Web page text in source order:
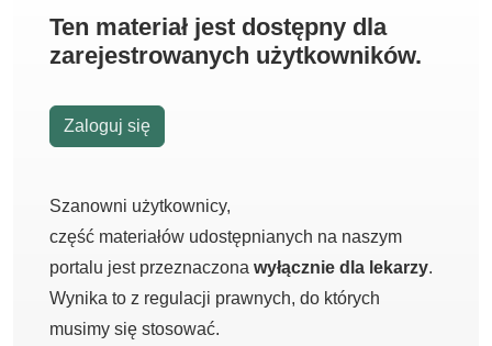
Ten materiał jest dostępny dla
zarejestrowanych użytkowników.
Zaloguj się
Szanowni użytkownicy,
część materiałów udostępnianych na naszym
portalu jest przeznaczona wyłącznie dla lekarzy.
Wynika to z regulacji prawnych, do których
musimy się stosować.